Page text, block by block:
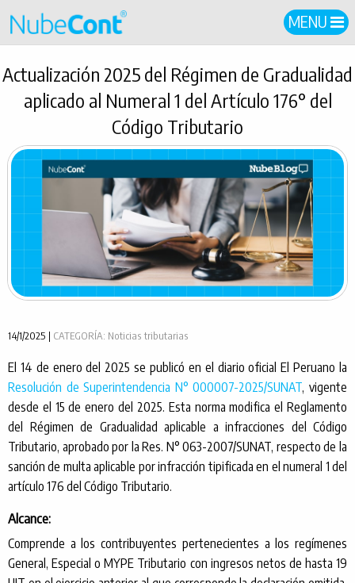
MENU
Actualización 2025 del Régimen de Gradualidad
aplicado al Numeral 1 del Artículo 176° del
Código Tributario
14/1/2025 | CATEGORÍA: Noticias tributarias
El 14 de enero del 2025 se publicó en el diario oficial El Peruano la
Resolución de Superintendencia N° 000007-2025/SUNAT, vigente
desde el 15 de enero del 2025. Esta norma modifica el Reglamento
del Régimen de Gradualidad aplicable a infracciones del Código
Tributario, aprobado por la Res. N° 063-2007/SUNAT, respecto de la
sanción de multa aplicable por infracción tipificada en el numeral 1 del
artículo 176 del Código Tributario.
Alcance:
Comprende a los contribuyentes pertenecientes a los regímenes
General, Especial o MYPE Tributario con ingresos netos de hasta 19